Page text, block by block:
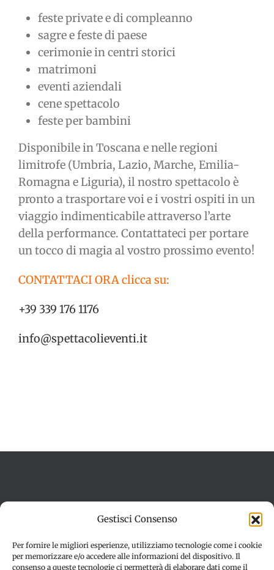
Gestisci Consenso
Per fornire le migliori esperienze, utilizziamo tecnologie come i cookie
per memorizzare e/o accedere alle informazioni del dispositivo. Il
consenso a queste tecnologie ci permetterà di elaborare dati come il
feste private e di compleanno
sagre e feste di paese
cerimonie in centri storici
matrimoni
eventi aziendali
cene spettacolo
feste per bambini
Disponibile in Toscana e nelle regioni
limitrofe (Umbria, Lazio, Marche, Emilia-
Romagna e Liguria), il nostro spettacolo è
pronto a trasportare voi e i vostri ospiti in un
viaggio indimenticabile attraverso l’arte
della performance. Contattateci per portare
un tocco di magia al vostro prossimo evento!
CONTATTACI ORA clicca su:
+39 339 176 1176
info@spettacolieventi.it
Dichiarazione sulla Privacy (UE)
Disconoscimento